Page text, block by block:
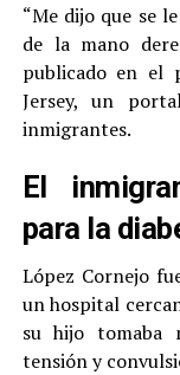
“Me dijo que se
de la mano
publicado en el
Jersey, un
inmigrantes.
El
para la
López Cornejo
un hospital
su hijo tomaba
tensión y